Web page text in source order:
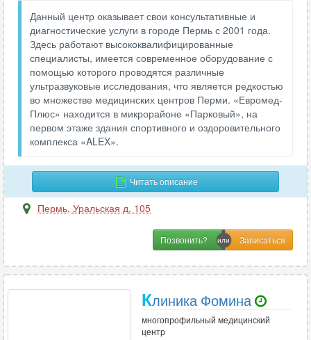
Данный центр оказывает свои консультативные и
диагностические услуги в городе Пермь с 2001 года.
Здесь работают высококвалифицированные
специалисты, имеется современное оборудование с
помощью которого проводятся различные
ультразвуковые исследования, что является редкостью
во множестве медицинских центров Перми. «Евромед-
Плюс» находится в микрорайоне «Парковый», на
первом этаже здания спортивного и оздоровительного
комплекса «ALEX».
Читать описание
Пермь, Уральская д. 105
Позвонить?
Клиника Фомина
многопрофильный медицинский
центр